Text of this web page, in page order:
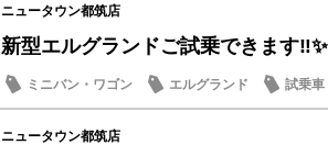
ニュータウン都筑店
新型エルグランドご試乗できます‼️✨
ミニバン・ワゴン エルグランド
試乗車
話題の情報
ニュータウン都筑店